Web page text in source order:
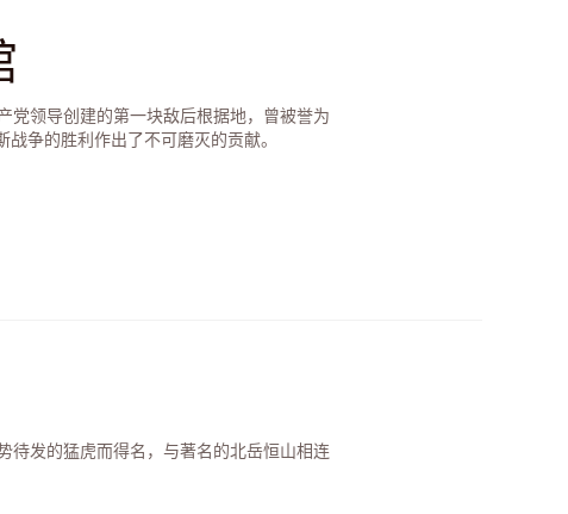
党领导创建的第一块敌后根据地，曾被誉为
争的胜利作出了不可磨灭的贡献。
待发的猛虎而得名，与著名的北岳恒山相连